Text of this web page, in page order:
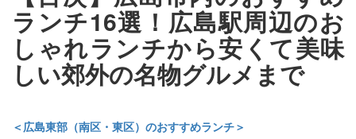
ランチ16選！広島駅周辺のお
しゃれランチから安くて美味
しい郊外の名物グルメまで
＜広島東部（南区・東区）のおすすめランチ＞